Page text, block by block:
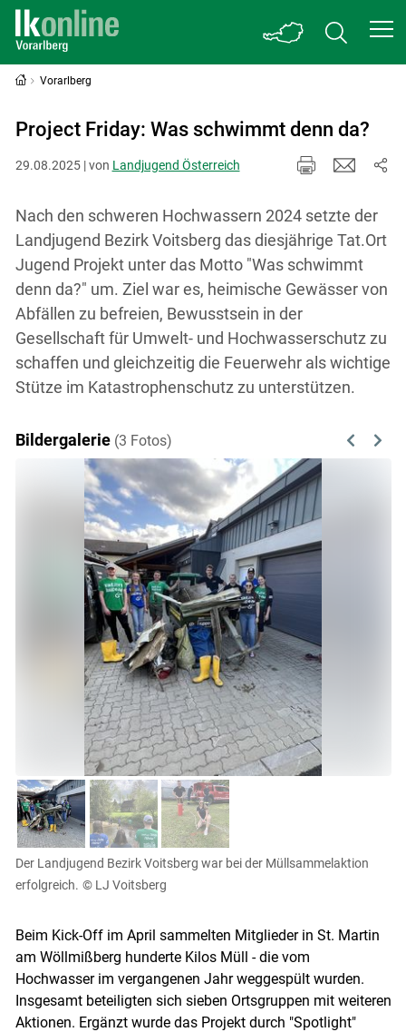
Skip to main content
Vorarlberg
Project Friday: Was schwimmt denn da?
29.08.2025 | von Landjugend Österreich
Nach den schweren Hochwassern 2024 setzte der
Landjugend Bezirk Voitsberg das diesjährige Tat.Ort
Jugend Projekt unter das Motto "Was schwimmt
denn da?" um. Ziel war es, heimische Gewässer von
Abfällen zu befreien, Bewusstsein in der
Gesellschaft für Umwelt- und Hochwasserschutz zu
schaffen und gleichzeitig die Feuerwehr als wichtige
Stütze im Katastrophenschutz zu unterstützen.
Bildergalerie (3 Fotos) Previous
Next
Der Landjugend Bezirk Voitsberg war bei der Müllsammelaktion
erfolgreich. © LJ Voitsberg
Beim Kick-Off im April sammelten Mitglieder in St. Martin
am Wöllmißberg hunderte Kilos Müll - die vom
Hochwasser im vergangenen Jahr weggespült wurden.
Insgesamt beteiligten sich sieben Ortsgruppen mit weiteren
Aktionen. Ergänzt wurde das Projekt durch "Spotlight"